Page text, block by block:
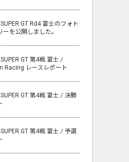
GT Rd4 富士のフォト
ーを公開しました。
GT 第4戦 富士 /
Racing レースレポート
GT 第4戦 富士 / 決勝
GT 第4戦 富士 / 予選